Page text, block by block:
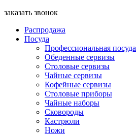
заказать звонок
Распродажа
Посуда
Профессиональная посуда
Обеденные сервизы
Столовые сервизы
Чайные сервизы
Кофейные сервизы
Столовые приборы
Чайные наборы
Сковороды
Кастрюли
Ножи